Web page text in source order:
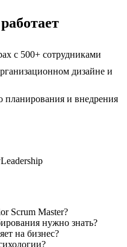
с 500+ сотрудниками
дизайне и
планирования и внедрения
Leadership
Scrum Master?
нужно знать?
на бизнес?